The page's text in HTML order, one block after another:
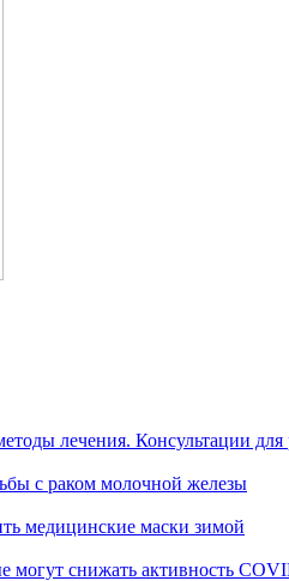
лечения. Консультации для
с раком молочной железы
медицинские маски зимой
могут снижать активность